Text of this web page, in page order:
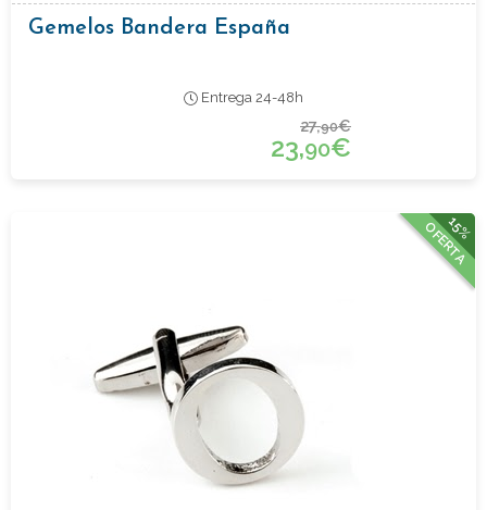
Gemelos Bandera España
Entrega 24-48h
27,90€
23,90€
15%
OFERTA